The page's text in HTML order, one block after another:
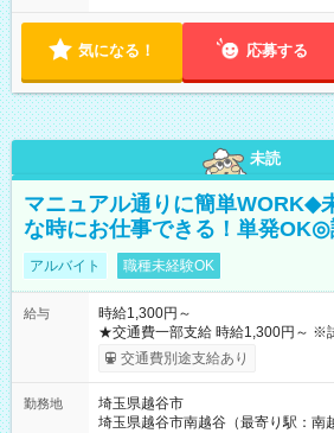
気になる！ 応募する
未読
マニュアル通りに簡単WORK◆
な時にお仕事できる！単発
アルバイト 職種未経験OK
給与
時給1,300円～
★交通費一部支給 時給1,300円～ ※
※勤務回数により昇給あり 【即給
り！】 希望される場合、勤務から1
例】 ・河合塾模擬試験 8:30～17:30
×8時間＝日収10,400円＋交通費 ※当
交通費別途支給あり
勤務地
埼玉県越谷市
埼玉県越谷市南越谷（最寄り駅：南